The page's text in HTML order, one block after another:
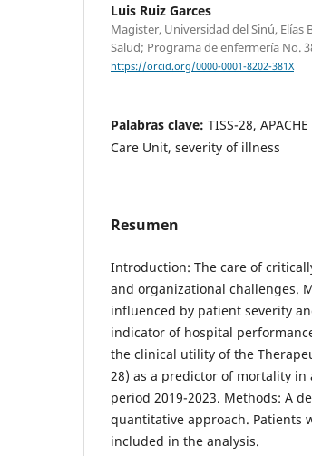
Luis Ruiz Garces
Magister, Universidad del Sinú, Elías
Salud; Programa de enfermería No.
https://orcid.org/0000-0001-8202-381X
Palabras clave: TISS-28,
Care Unit, severity of illness
Resumen
Introduction: The care of
and organizational challenges.
influenced by patient severity
indicator of hospital
the clinical utility of the
28) as a predictor of mortality
period 2019-2023. Methods: A
quantitative approach. Patients
included in the analysis.